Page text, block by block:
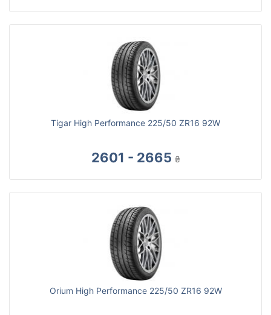
Tigar High Performance 225/50 ZR16 92W
2601 - 2665 ₴
Orium High Performance 225/50 ZR16 92W